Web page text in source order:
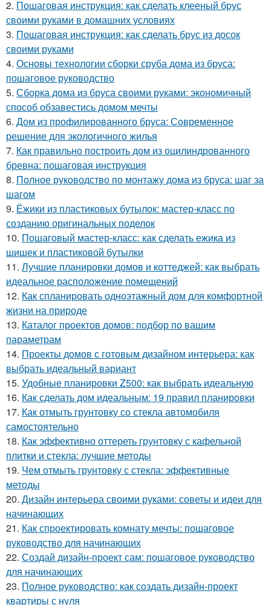
2. Пошаговая инструкция: как сделать клееный брус
своими руками в домашних условиях
3. Пошаговая инструкция: как сделать брус из досок
своими руками
4. Основы технологии сборки сруба дома из бруса:
пошаговое руководство
5. Сборка дома из бруса своими руками: экономичный
способ обзавестись домом мечты
6. Дом из профилированного бруса: Современное
решение для экологичного жилья
7. Как правильно построить дом из оцилиндрованного
бревна: пошаговая инструкция
8. Полное руководство по монтажу дома из бруса: шаг за
шагом
9. Ёжики из пластиковых бутылок: мастер-класс по
созданию оригинальных поделок
10. Пошаговый мастер-класс: как сделать ежика из
шишек и пластиковой бутылки
11. Лучшие планировки домов и коттеджей: как выбрать
идеальное расположение помещений
12. Как спланировать одноэтажный дом для комфортной
жизни на природе
13. Каталог проектов домов: подбор по вашим
параметрам
14. Проекты домов с готовым дизайном интерьера: как
выбрать идеальный вариант
15. Удобные планировки Z500: как выбрать идеальную
16. Как сделать дом идеальным: 19 правил планировки
17. Как отмыть грунтовку со стекла автомобиля
самостоятельно
18. Как эффективно оттереть грунтовку с кафельной
плитки и стекла: лучшие методы
19. Чем отмыть грунтовку с стекла: эффективные
методы
20. Дизайн интерьера своими руками: советы и идеи для
начинающих
21. Как спроектировать комнату мечты: пошаговое
руководство для начинающих
22. Создай дизайн-проект сам: пошаговое руководство
для начинающих
23. Полное руководство: как создать дизайн-проект
квартиры с нуля